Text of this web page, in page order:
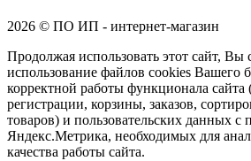
2026 © ПО ИП - интернет-магазин
Продолжая использовать этот сайт, Вы
использование файлов cookies Вашего
корректной работы функционала сайта
регистрации, корзины, заказов,
товаров) и пользовательских данных
Яндекс.Метрика, необходимых для
качества работы сайта.